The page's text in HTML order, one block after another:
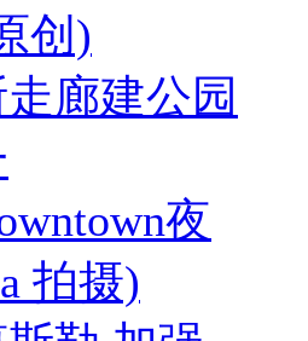
创)
廊建公园
夜
拍摄)